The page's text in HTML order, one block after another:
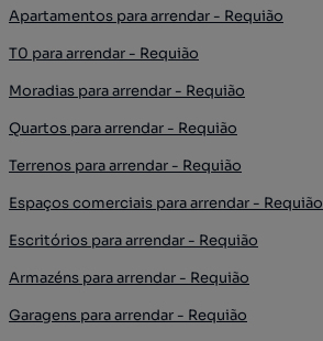
Apartamentos para arrendar - Requião
T0 para arrendar - Requião
Moradias para arrendar - Requião
Quartos para arrendar - Requião
Terrenos para arrendar - Requião
Espaços comerciais para arrendar - Requião
Escritórios para arrendar - Requião
Armazéns para arrendar - Requião
Garagens para arrendar - Requião